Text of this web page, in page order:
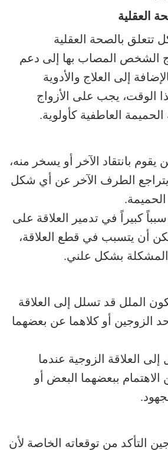
تتعلق بالصحة العقلية
الشخص المصاب بها إلى دعم
إلى العلاج والأدوية
الوقت، يجب على الأزواج
العاطفية كأولوية.
يقوم بانتقاد الآخر أو يسخر منه،
يتراجع الطرف الآخر عن أي شكل
كبيراً في تدمير العلاقة على
أن يتسبب في قطع العلاقة،
المشكلة بشكل علني.
الملل قد تسلل إلى العلاقة
الزوجين أو كلاهما عن بعضهما
إلى العلاقة الزوجية عندما
ببعضهما البعض أو
التأكد من توقعاته الخاصة لأن